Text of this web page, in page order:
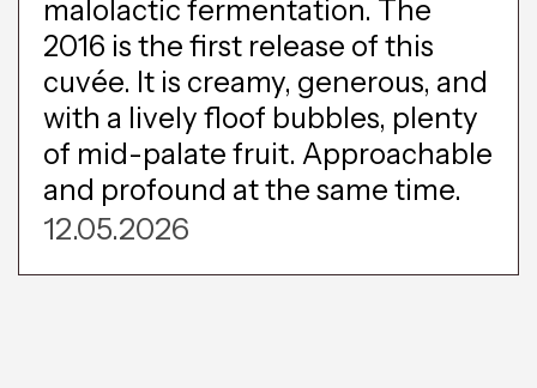
malolactic fermentation. The
2016 is the first release of this
cuvée. It is creamy, generous, and
with a lively floof bubbles, plenty
of mid-palate fruit. Approachable
and profound at the same time.
12.05.2026